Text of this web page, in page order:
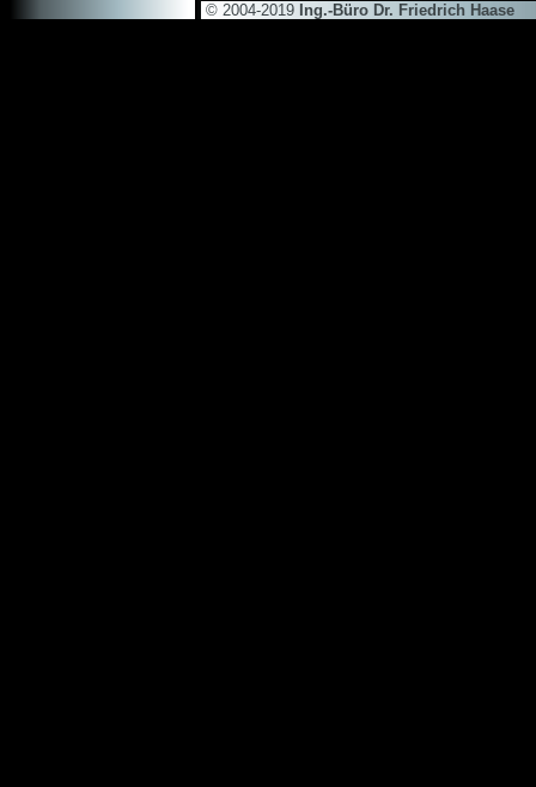
© 2004-2019 Ing.-Büro Dr. Friedrich Haase